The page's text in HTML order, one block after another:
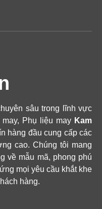
sâu trong lĩnh vực
Phụ liệu may Kam
hàng đầu cung cấp các
cao. Chúng tôi mang
về mẫu mã, phong phú
mọi yêu cầu khắt khe
hàng.